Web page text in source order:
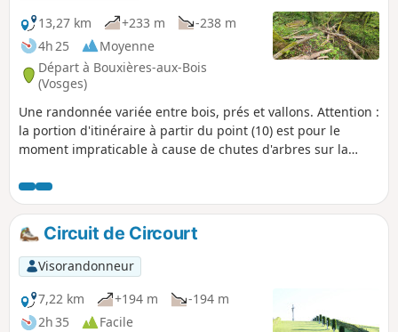
13,27 km
+233 m
-238 m
4h 25
Moyenne
Départ à Bouxières-aux-Bois
(Vosges)
Une randonnée variée entre bois, prés et vallons. Attention :
la portion d'itinéraire à partir du point (10) est pour le
moment impraticable à cause de chutes d'arbres sur la
départ, rejoindre Circourt en suivant la route (D39) vers la
droite, puis tourner à gauche dans la Rue de la Chapelle
qui passe devant l'église et poursuivre tout droit sur la
route qui la prolonge pour rejoindre la D39a. La traverser
pour trouver le chemin pris au départ et le suivre vers la
gauche pour rejoindre le parking.
Circuit de Circourt
Visorandonneur
7,22 km
+194 m
-194 m
2h 35
Facile